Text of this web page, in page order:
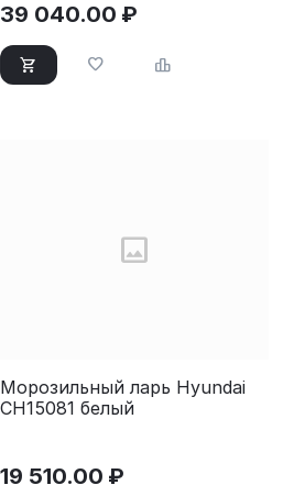
39 040.00 ₽
Морозильный ларь Hyundai
CH15081 белый
19 510.00 ₽